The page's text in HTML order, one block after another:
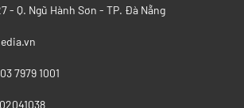
- Q. Ngũ Hành Sơn - TP. Đà Nẵng
7979 1001